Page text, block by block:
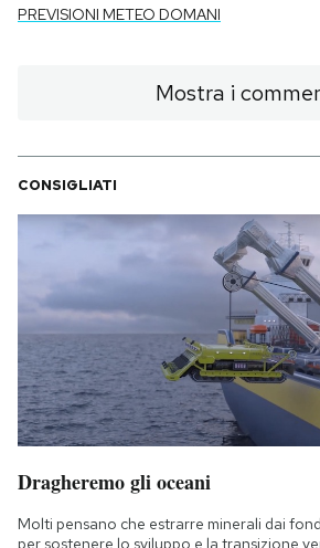
PREVISIONI METEO DOMANI
Mostra i
CONSIGLIATI
Dragheremo gli oceani
Molti pensano che estrarre minerali dai
per sostenere lo sviluppo e la transizione